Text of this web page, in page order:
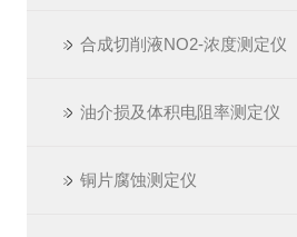
合成切削液NO2-浓度测定仪
油介损及体积电阻率测定仪
铜片腐蚀测定仪